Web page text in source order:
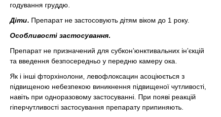
годування груддю.
Діти. Препарат не застосовують дітям віком до 1 року.
Особливості застосування.
Препарат не призначений для субкон’юнктивальних ін’єкцій
та введення безпосередньо у передню камеру ока.
Як і інші фторхінолони, левофлоксацин асоціюється з
підвищеною небезпекою виникнення підвищеної чутливості,
навіть при одноразовому застосуванні. При появі реакцій
гіперчутливості застосування препарату припиняють.